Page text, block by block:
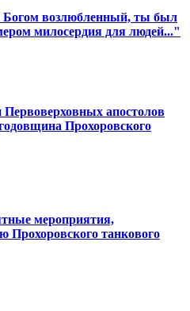
возлюбленный, ты был
милосердия для людей..."
апостолов
Прохоровского
мероприятия,
Прохоровского танкового